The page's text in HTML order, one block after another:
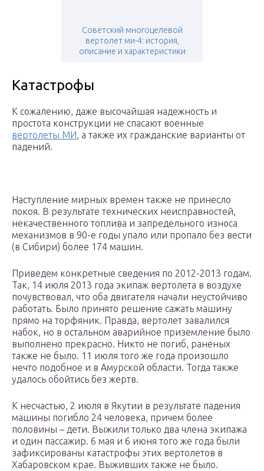
Советский многоцелевой
вертолет ми-4: история,
описание и характеристики
Катастрофы
К сожалению, даже высочайшая надежность и
простота конструкции не спасают военные
вертолеты МИ, а также их гражданские варианты от
падений.
Наступление мирных времен также не принесло
покоя. В результате технических неисправностей,
некачественного топлива и запредельного износа
механизмов в 90-е годы упало или пропало без вести
(в Сибири) более 174 машин.
Приведем конкретные сведения по 2012-2013 годам.
Так, 14 июля 2013 года экипаж вертолета в воздухе
почувствовал, что оба двигателя начали неустойчиво
работать. Было принято решение сажать машину
прямо на торфяник. Правда, вертолет завалился
набок, но в остальном аварийное приземление было
выполнено прекрасно. Никто не погиб, раненых
также не было. 11 июля того же года произошло
нечто подобное и в Амурской области. Тогда также
удалось обойтись без жертв.
К несчастью, 2 июля в Якутии в результате падения
машины погибло 24 человека, причем более
половины – дети. Выжили только два члена экипажа
и один пассажир. 6 мая и 6 июня того же года были
зафиксированы катастрофы этих вертолетов в
Хабаровском крае. Выживших также не было.